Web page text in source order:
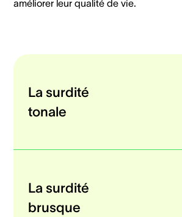
améliorer leur qualité de vie.
La surdité
tonale
La surdité
brusque